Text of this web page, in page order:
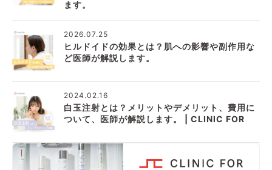
ます。
2026.07.25
ヒルドイドの効果とは？肌への影響や副作用な
ど医師が解説します。
2024.02.16
白玉注射とは？メリットやデメリット、費用に
ついて、医師が解説します。 | CLINIC FOR